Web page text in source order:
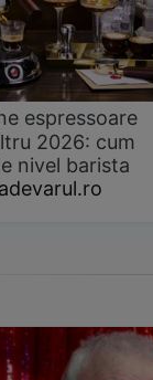
espressoare
2026: cum
nivel barista
adevarul.ro